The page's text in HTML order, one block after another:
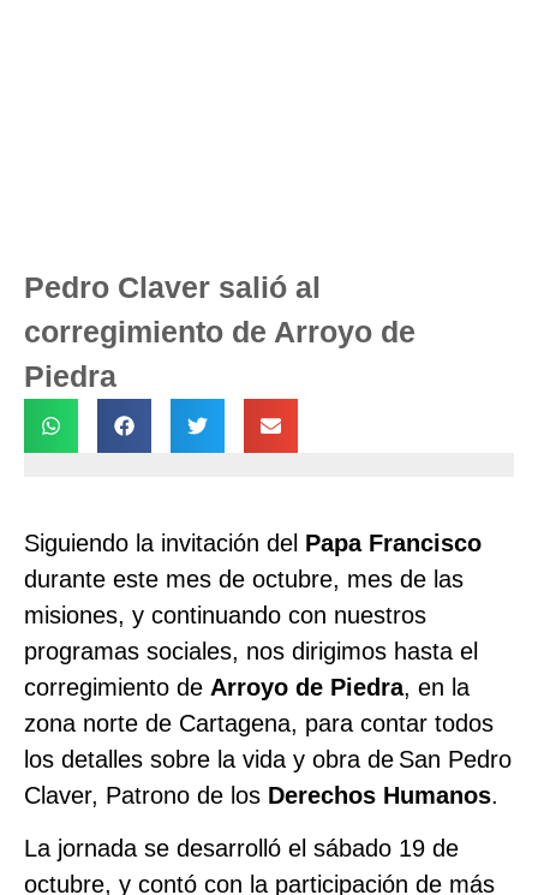
Pedro Claver salió al
corregimiento de Arroyo de
Piedra
Siguiendo la invitación del Papa Francisco
durante este mes de octubre, mes de las
misiones, y continuando con nuestros
programas sociales, nos dirigimos hasta el
corregimiento de Arroyo de Piedra, en la
zona norte de Cartagena, para contar todos
los detalles sobre la vida y obra de San Pedro
Claver, Patrono de los Derechos Humanos.
La jornada se desarrolló el sábado 19 de
octubre, y contó con la participación de más